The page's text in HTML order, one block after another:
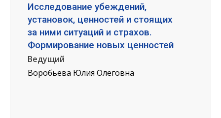
Исследование убеждений,
установок, ценностей и стоящих
за ними ситуаций и страхов.
Формирование новых ценностей
Ведущий
Воробьева Юлия Олеговна